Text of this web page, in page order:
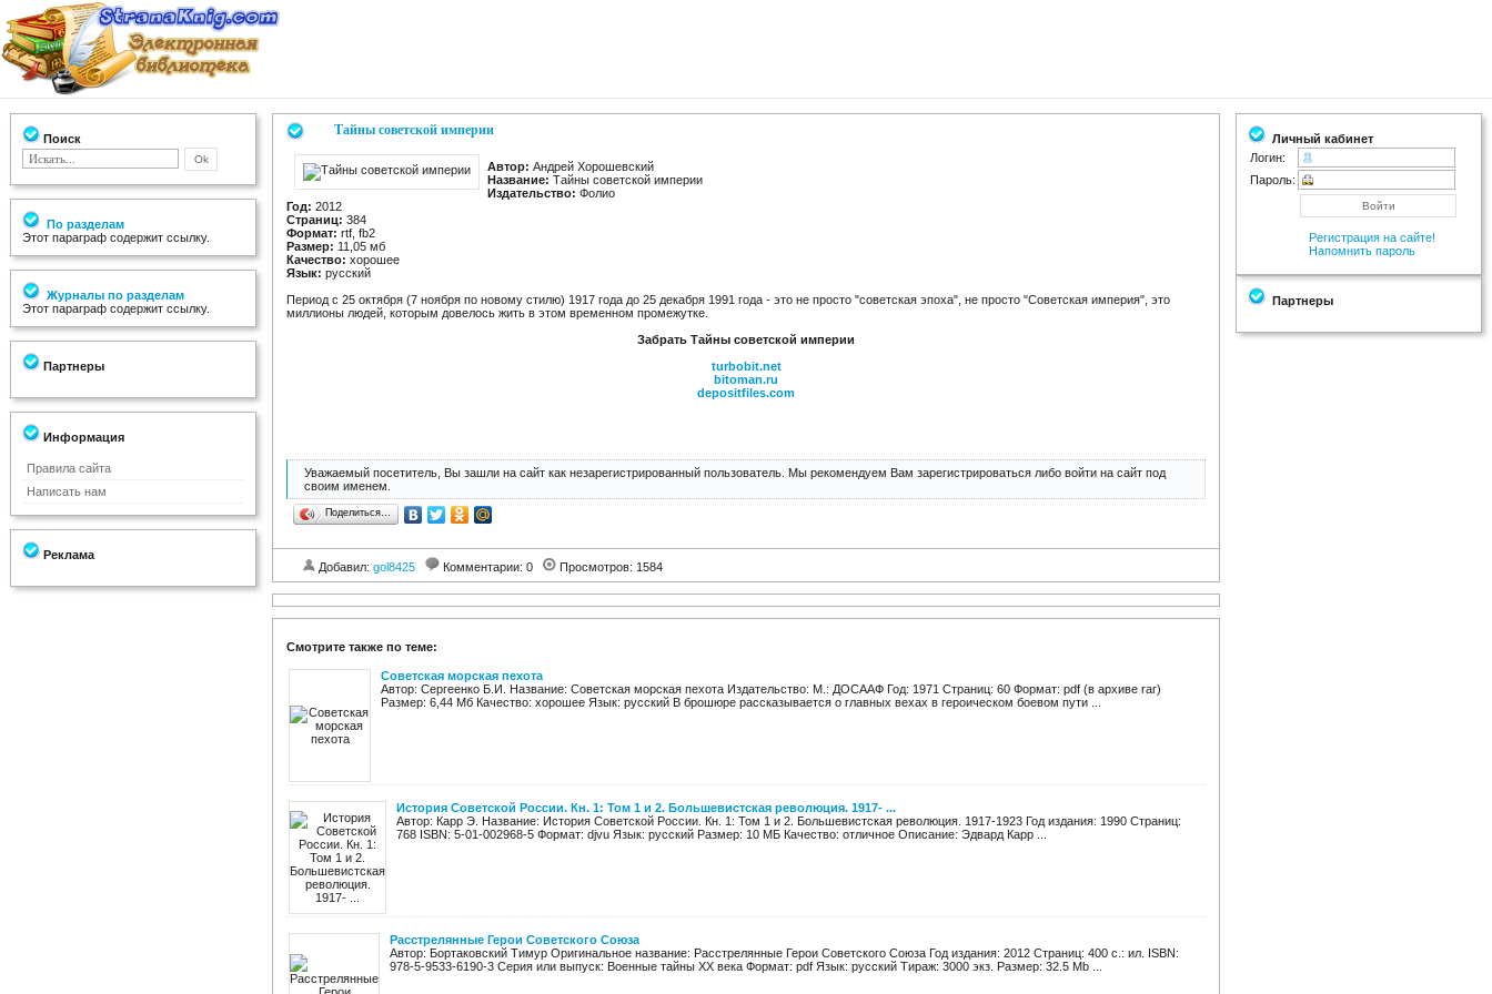
Поиск
По разделам
Этот параграф содержит ссылку.
Журналы по разделам
Этот параграф содержит ссылку.
Партнеры
Информация
Правила сайта
Написать нам
Реклама
Тайны советской империи
Автор: Андрей Хорошевский
Название: Тайны советской империи
Издательство: Фолио
Год: 2012
Страниц: 384
Формат: rtf, fb2
Размер: 11,05 мб
Качество: хорошее
Язык: русский
Период с 25 октября (7 ноября по новому стилю) 1917 года до 25 декабря 1991 года - это не просто "советская эпоха", не просто "Советская империя", это
миллионы людей, которым довелось жить в этом временном промежутке.
Забрать Тайны советской империи
turbobit.net
bitoman.ru
depositfiles.com
Уважаемый посетитель, Вы зашли на сайт как незарегистрированный пользователь. Мы рекомендуем Вам зарегистрироваться либо войти на сайт под
своим именем.
Поделиться…
Добавил: gol8425 Комментарии: 0 Просмотров: 1584
Смотрите также по теме:
Советская морская пехота
Автор: Сергеенко Б.И. Название: Советская морская пехота Издательство: М.: ДОСААФ Год: 1971 Страниц: 60 Формат: pdf (в архиве rar)
Размер: 6,44 Мб Качество: хорошее Язык: русский В брошюре рассказывается о главных вехах в героическом боевом пути ...
История Советской России. Кн. 1: Том 1 и 2. Большевистская революция. 1917- ...
Автор: Карр Э. Название: История Советской России. Кн. 1: Том 1 и 2. Большевистская революция. 1917-1923 Год издания: 1990 Страниц:
768 ISBN: 5-01-002968-5 Формат: djvu Язык: русский Размер: 10 МБ Качество: отличное Описание: Эдвард Карр ...
Расстрелянные Герои Советского Союза
Автор: Бортаковский Тимур Оригинальное название: Расстрелянные Герои Советского Союза Год издания: 2012 Страниц: 400 с.: ил. ISBN:
978-5-9533-6190-3 Серия или выпуск: Военные тайны XX века Формат: pdf Язык: русский Тираж: 3000 экз. Размер: 32.5 Mb ...
Личный кабинет
Логин:
Пароль:
Регистрация на сайте!
Напомнить пароль
Партнеры